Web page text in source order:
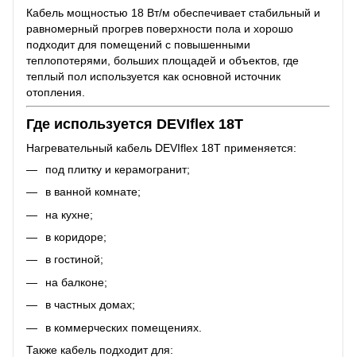
Кабель мощностью 18 Вт/м обеспечивает стабильный и
равномерный прогрев поверхности пола и хорошо
подходит для помещений с повышенными
теплопотерями, больших площадей и объектов, где
теплый пол используется как основной источник
отопления.
Где используется DEVIflex 18T
Нагревательный кабель DEVIflex 18T применяется:
под плитку и керамогранит;
в ванной комнате;
на кухне;
в коридоре;
в гостиной;
на балконе;
в частных домах;
в коммерческих помещениях.
Также кабель подходит для: